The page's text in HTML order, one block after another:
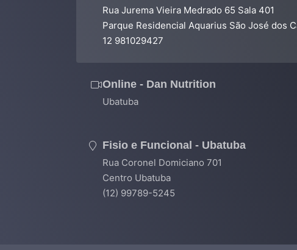
Rua Jurema Vieira Medrado 65 Sala 401
Parque Residencial Aquarius São José dos
12 981029427
Online - Dan Nutrition
Ubatuba
Fisio e Funcional - Ubatuba
Rua Coronel Domiciano 701
Centro Ubatuba
(12) 99789-5245